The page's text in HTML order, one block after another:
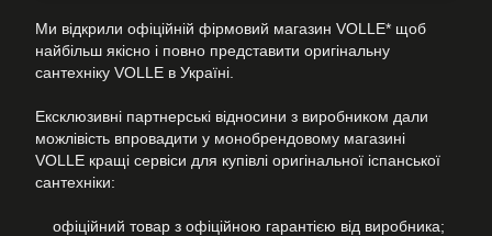
Ми відкрили офіційній фірмовий магазин VOLLE* щоб
найбільш якісно і повно представити оригінальну
сантехніку VOLLE в Україні.
Ексклюзивні партнерські відносини з виробником дали
можлівість впровадити у монобрендовому магазині
VOLLE кращі сервіси для купівлі оригінальної іспанської
сантехніки:
офіційний товар з офіційною гарантією від виробника;